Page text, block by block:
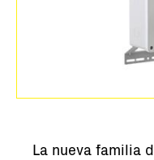
La nueva familia